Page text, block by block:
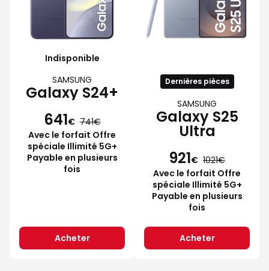
Indisponible
SAMSUNG
Galaxy S24+
641€ 741
Avec le forfait Offre
spéciale Illimité 5G+
Payable en plusieurs
fois
Acheter
Dernières pièces
SAMSUNG
Galaxy S25
Ultra
921€ 1021
Avec le forfait Offre
spéciale Illimité 5G+
Payable en plusieurs
fois
Acheter